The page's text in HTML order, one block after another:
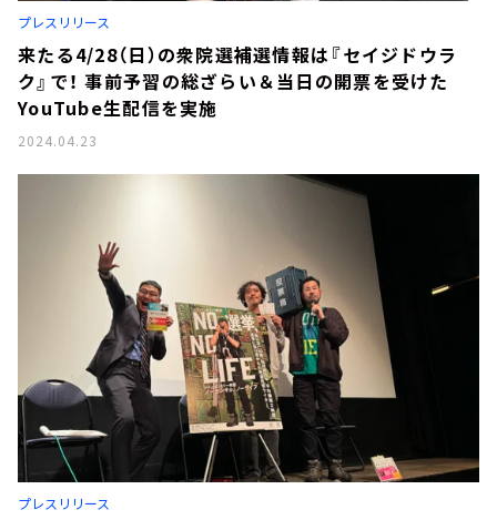
プレスリリース
来たる4/28（日）の衆院選補選情報は『セイジドウラ
ク』で！ 事前予習の総ざらい＆当日の開票を受けた
YouTube生配信を実施
2024.04.23
プレスリリース